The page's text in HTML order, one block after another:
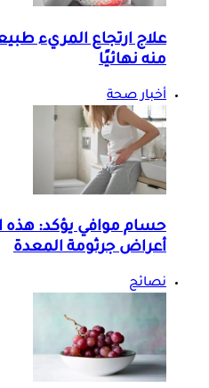
منه نهائيًا
أخبار صحة
حسام موافي يؤكد:
أعراض جرثومة المعدة
نصائح